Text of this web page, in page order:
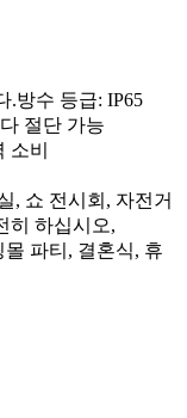
.방수 등급: IP65
절단 가능
소비
, 쇼 전시회, 자전거
히 하십시오,
파티, 결혼식, 휴